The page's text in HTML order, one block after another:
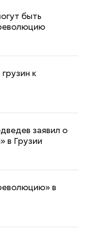
быть
к
заявил о
в Грузии
в